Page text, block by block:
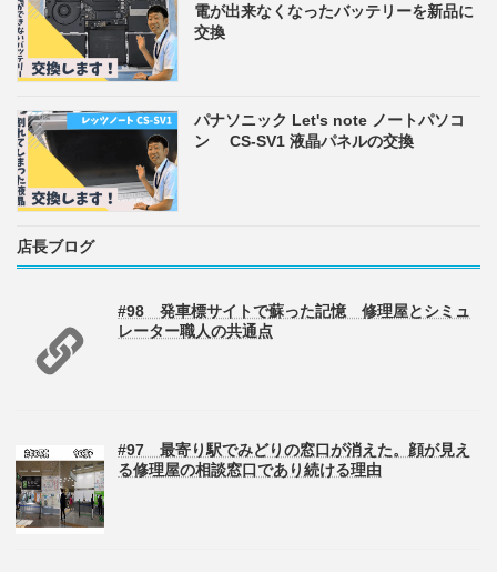
電が出来なくなったバッテリーを新品に
交換
パナソニック Let's note ノートパソコ
ン CS-SV1 液晶パネルの交換
店長ブログ
#98 発車標サイトで蘇った記憶 修理屋とシミュ
レーター職人の共通点
#97 最寄り駅でみどりの窓口が消えた。顔が見え
る修理屋の相談窓口であり続ける理由